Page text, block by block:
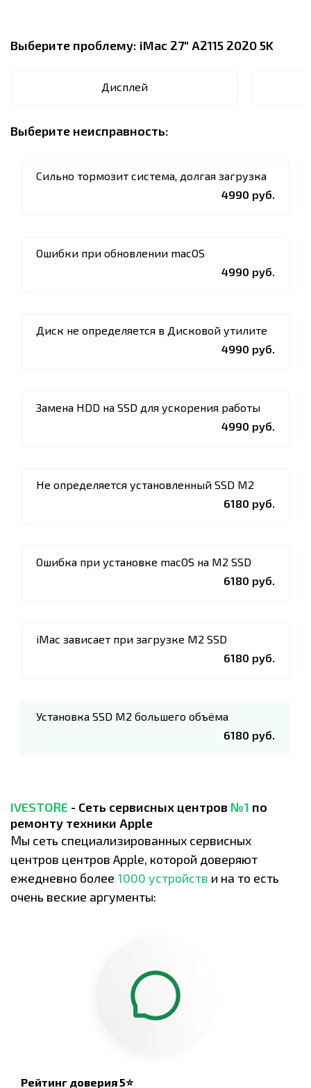
Выберите проблему: iMac 27" A2115 2020 5K
Дисплей
Выберите неисправность:
Сильно тормозит система, долгая загрузка
4990 руб.
Ошибки при обновлении macOS
4990 руб.
Диск не определяется в Дисковой утилите
4990 руб.
Замена HDD на SSD для ускорения работы
4990 руб.
Не определяется установленный SSD M2
6180 руб.
Ошибка при установке macOS на M2 SSD
6180 руб.
iMac зависает при загрузке M2 SSD
6180 руб.
Установка SSD M2 большего объёма
6180 руб.
IVESTORE - Сеть сервисных центров №1 по
ремонту техники Apple
Мы сеть специализированных сервисных
центров центров Apple, которой доверяют
ежедневно более 1000 устройств и на то есть
очень веские аргументы:
Рейтинг доверия 5⭐